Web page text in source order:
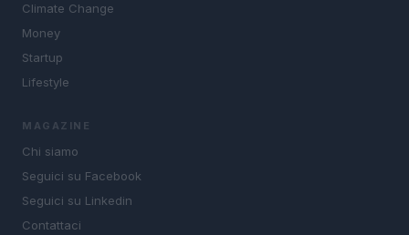
Climate Change
Money
Startup
Lifestyle
MAGAZINE
Chi siamo
Seguici su Facebook
Seguici su Linkedin
Contattaci